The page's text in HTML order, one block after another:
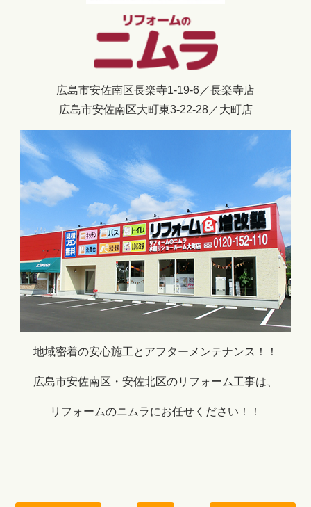
広島市安佐南区長楽寺1-19-6／長楽寺店
広島市安佐南区大町東3-22-28／大町店
地域密着の安心施工とアフターメンテナンス！！
広島市安佐南区・安佐北区のリフォーム工事は、
リフォームのニムラにお任せください！！